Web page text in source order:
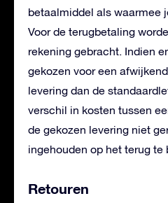
betaalmiddel als waarmee
Voor de terugbetaling
rekening gebracht. Indien
gekozen voor een
levering dan de
verschil in kosten tussen
de gekozen levering niet
ingehouden op het terug te
Retouren